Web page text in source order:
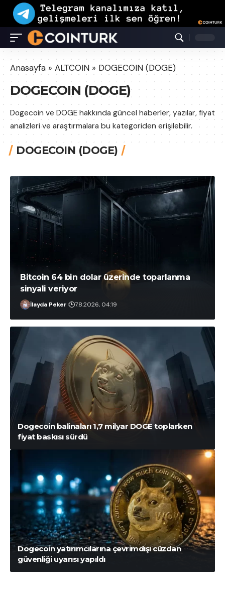
Anasayfa » ALTCOIN » DOGECOIN (DOGE)
DOGECOIN (DOGE)
Dogecoin ve DOGE hakkında güncel haberler, yazılar, fiyat
analizleri ve araştırmalara bu kategoriden erişilebilir.
DOGECOIN (DOGE)
Mehmet Çağrı Tunç 10.8.2026, 05:54
Bitcoin 64 bin dolar üzerinde toparlanma
sinyali veriyor
İlayda Peker 7.8.2026, 04:19
Dogecoin balinaları 1,7 milyar DOGE toplarken
fiyat baskısı sürdü
Dogecoin yatırımcılarına çevrimdışı cüzdan
güvenliği uyarısı yapıldı